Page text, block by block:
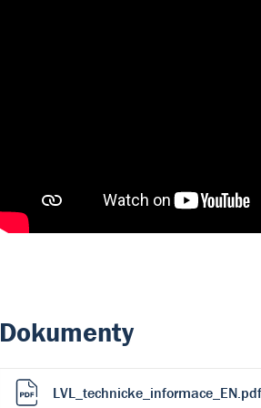
Dokumenty
LVL_technicke_informace_EN.pdf